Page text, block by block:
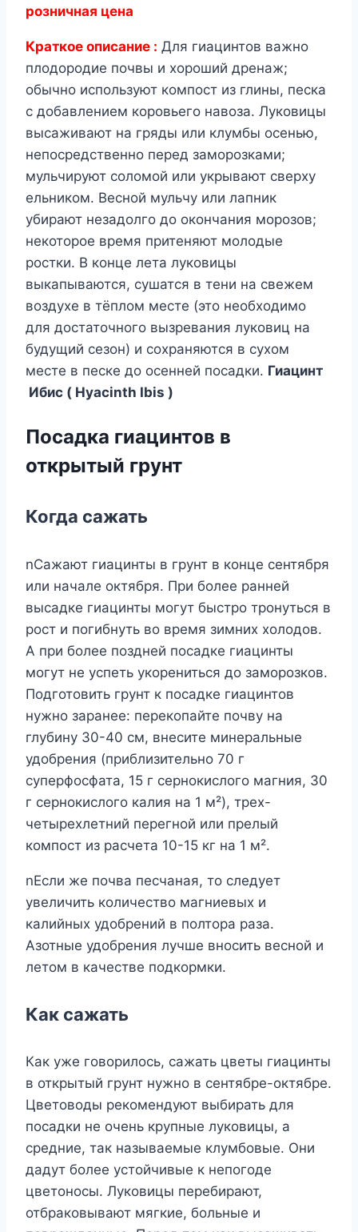
розничная цена
Краткое описание : Для гиацинтов важно
плодородие почвы и хороший дренаж;
обычно используют компост из глины, песка
с добавлением коровьего навоза. Луковицы
высаживают на гряды или клумбы осенью,
непосредственно перед заморозками;
мульчируют соломой или укрывают сверху
ельником. Весной мульчу или лапник
убирают незадолго до окончания морозов;
некоторое время притеняют молодые
ростки. В конце лета луковицы
выкапываются, сушатся в тени на свежем
воздухе в тёплом месте (это необходимо
для достаточного вызревания луковиц на
будущий сезон) и сохраняются в сухом
месте в песке до осенней посадки. Гиацинт
Ибис ( Hyacinth Ibis )
Посадка гиацинтов в
открытый грунт
Когда сажать
nСажают гиацинты в грунт в конце сентября
или начале октября. При более ранней
высадке гиацинты могут быстро тронуться в
рост и погибнуть во время зимних холодов.
А при более поздней посадке гиацинты
могут не успеть укорениться до заморозков.
Подготовить грунт к посадке гиацинтов
нужно заранее: перекопайте почву на
глубину 30-40 см, внесите минеральные
удобрения (приблизительно 70 г
суперфосфата, 15 г сернокислого магния, 30
г сернокислого калия на 1 м²), трех-
четырехлетний перегной или прелый
компост из расчета 10-15 кг на 1 м².
nЕсли же почва песчаная, то следует
увеличить количество магниевых и
калийных удобрений в полтора раза.
Азотные удобрения лучше вносить весной и
летом в качестве подкормки.
Как сажать
Как уже говорилось, сажать цветы гиацинты
в открытый грунт нужно в сентябре-октябре.
Цветоводы рекомендуют выбирать для
посадки не очень крупные луковицы, а
средние, так называемые клумбовые. Они
дадут более устойчивые к непогоде
цветоносы. Луковицы перебирают,
отбраковывают мягкие, больные и